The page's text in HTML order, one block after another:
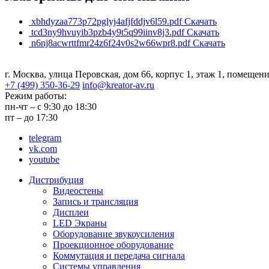
xbhdyzaa773p72pglyj4afjfddjv6l59.pdf Скачать
tcd3ny9hvuyib3pzb4y9t5q99iinv8j3.pdf Скачать
n6nj8acwrttfmr24z6f24v0s2w66wpr8.pdf Скачать
г. Москва, улица Перовская, дом 66, корпус 1, этаж 1,
+7 (499) 350-36-29 info@kreator-av.ru
Режим работы:
пн-чт – с 9:30 до 18:30
пт – до 17:30
telegram
vk.com
youtube
Дистрибуция
Видеостены
Запись и трансляция
Дисплеи
LED Экраны
Оборудование звукоусиления
Проекционное оборудование
Коммутация и передача сигнала
Системы управления